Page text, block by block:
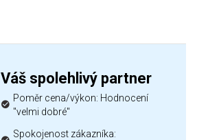
Váš spolehlivý partner
Poměr cena/výkon: Hodnocení
"velmi dobré"
Spokojenost zákazníka: